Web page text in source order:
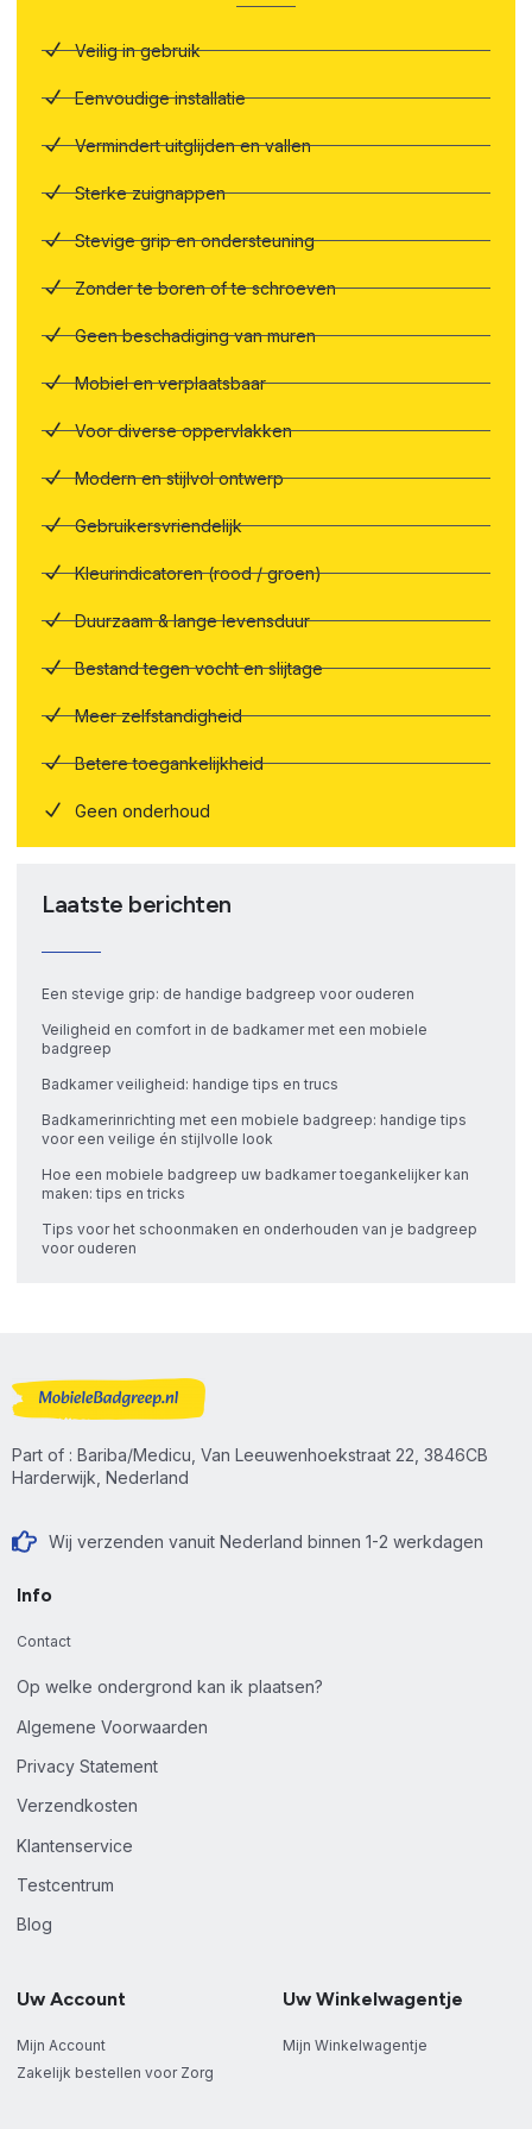
Veilig in gebruik
Eenvoudige installatie
Vermindert uitglijden en vallen
Sterke zuignappen
Stevige grip en ondersteuning
Zonder te boren of te schroeven
Geen beschadiging van muren
Mobiel en verplaatsbaar
Voor diverse oppervlakken
Modern en stijlvol ontwerp
Gebruikersvriendelijk
Kleurindicatoren (rood / groen)
Duurzaam & lange levensduur
Bestand tegen vocht en slijtage
Meer zelfstandigheid
Betere toegankelijkheid
Geen onderhoud
Laatste berichten
Een stevige grip: de handige badgreep voor ouderen
Veiligheid en comfort in de badkamer met een mobiele
badgreep
Badkamer veiligheid: handige tips en trucs
Badkamerinrichting met een mobiele badgreep: handige tips
voor een veilige én stijlvolle look
Hoe een mobiele badgreep uw badkamer toegankelijker kan
maken: tips en tricks
Tips voor het schoonmaken en onderhouden van je badgreep
voor ouderen
Part of : Bariba/Medicu, Van Leeuwenhoekstraat 22, 3846CB
Harderwijk, Nederland
Wij verzenden vanuit Nederland binnen 1-2 werkdagen
Info
Contact
Op welke ondergrond kan ik plaatsen?
Algemene Voorwaarden
Privacy Statement
Verzendkosten
Klantenservice
Testcentrum
Blog
Uw Account
Mijn Account
Zakelijk bestellen voor Zorg
Uw Winkelwagentje
Mijn Winkelwagentje